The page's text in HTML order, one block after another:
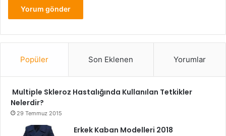
Popüler Son Eklenen Yorumlar
Multiple Skleroz Hastalığında Kullanılan Tetkikler
Nelerdir?
29 Temmuz 2015
Erkek Kaban Modelleri 2018